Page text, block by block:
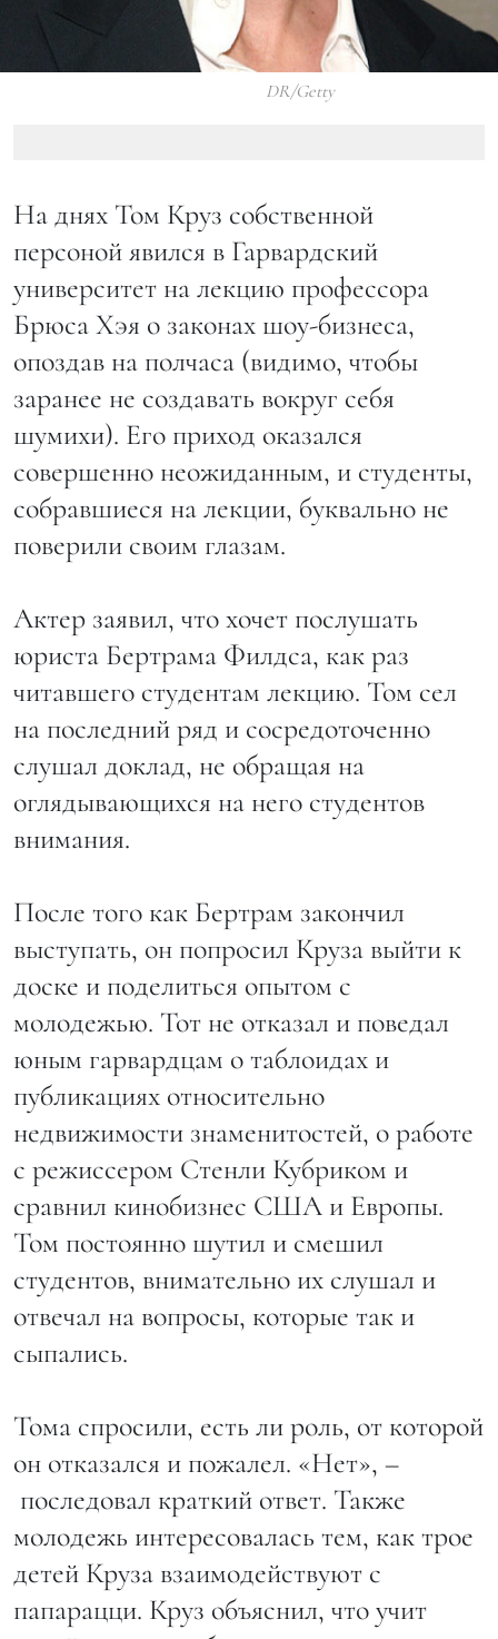
DR/Getty
На днях Том Круз собственной
персоной явился в Гарвардский
университет на лекцию профессора
Брюса Хэя о законах шоу-бизнеса,
опоздав на полчаса (видимо, чтобы
заранее не создавать вокруг себя
шумихи). Его приход оказался
совершенно неожиданным, и студенты,
собравшиеся на лекции, буквально не
поверили своим глазам.
Актер заявил, что хочет послушать
юриста Бертрама Филдса, как раз
читавшего студентам лекцию. Том сел
на последний ряд и сосредоточенно
слушал доклад, не обращая на
оглядывающихся на него студентов
внимания.
После того как Бертрам закончил
выступать, он попросил Круза выйти к
доске и поделиться опытом с
молодежью. Тот не отказал и поведал
юным гарвардцам о таблоидах и
публикациях относительно
недвижимости знаменитостей, о работе
с режиссером Стенли Кубриком и
сравнил кинобизнес США и Европы.
Том постоянно шутил и смешил
студентов, внимательно их слушал и
отвечал на вопросы, которые так и
сыпались.
Тома спросили, есть ли роль, от которой
он отказался и пожалел. «Нет», –
последовал краткий ответ. Также
молодежь интересовалась тем, как трое
детей Круза взаимодействуют с
папарацци. Круз объяснил, что учит